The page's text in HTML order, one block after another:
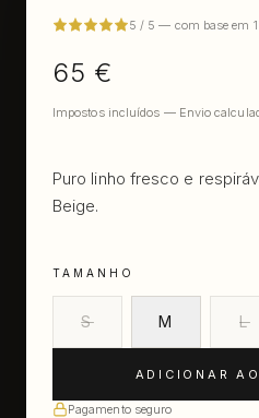
5 / 5 — com base em
65 €
Impostos incluídos — Envio
Puro linho fresco e
Beige.
TAMANHO
S M L
ADICIONAR
Pagamento seguro